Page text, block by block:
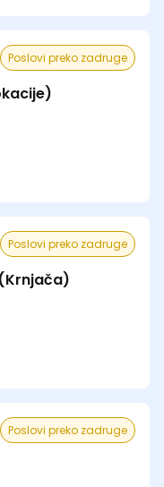
Poslovi preko zadruge
Poslovi preko zadruge
Poslovi preko zadruge